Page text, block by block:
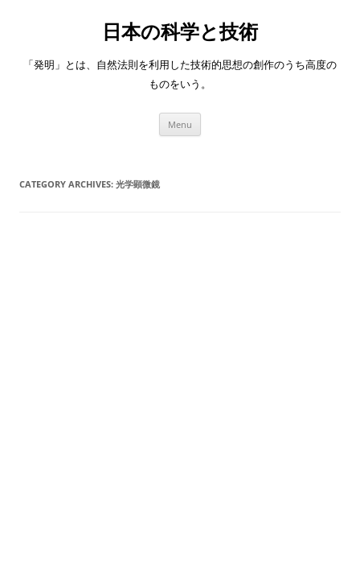
日本の科学と技術
「発明」とは、自然法則を利用した技術的思想の創作のうち高度の
ものをいう。
Menu
CATEGORY ARCHIVES: 光学顕微鏡